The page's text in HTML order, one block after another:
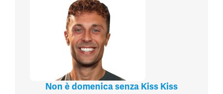
Non è domenica senza Kiss Kiss